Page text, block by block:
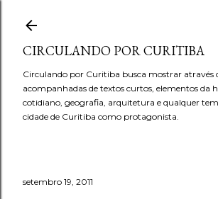
CIRCULANDO POR CURITIBA
Circulando por Curitiba busca mostrar através
acompanhadas de textos curtos, elementos da
cotidiano, geografia, arquitetura e qualquer
cidade de Curitiba como protagonista.
setembro 19, 2011